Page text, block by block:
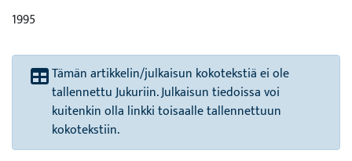
1995
Tämän artikkelin/julkaisun kokotekstiä ei ole
tallennettu Jukuriin. Julkaisun tiedoissa voi
kuitenkin olla linkki toisaalle tallennettuun
kokotekstiin.